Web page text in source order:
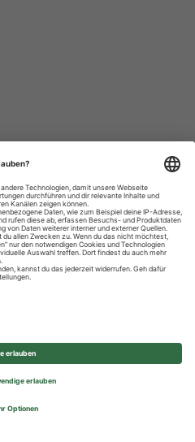
Einstellungen
- All rights reserved